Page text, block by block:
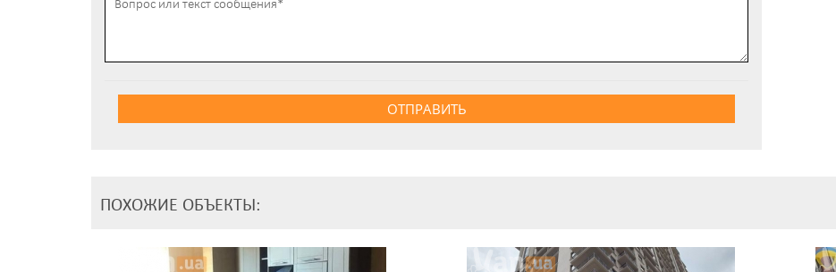
ОТПРАВИТЬ
ПОХОЖИЕ ОБЪЕКТЫ: